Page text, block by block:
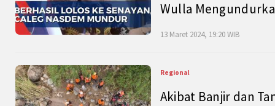
Wulla
13 Maret 2024, 19:20 WIB
Regional
Akibat Banjir dan